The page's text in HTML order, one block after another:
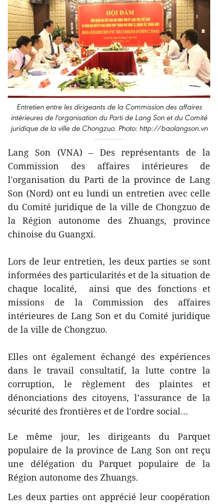
Entretien entre les dirigeants de la Commission des affaires
intérieures de l'organisation du Parti de Lang Son et du Comité
juridique de la ville de Chongzuo. Photo: http://baolangson.vn
Lang Son (VNA) – Des représentants de la
Commission des affaires intérieures de
l'organisation du Parti de la province de Lang
Son (Nord) ont eu lundi un entretien avec ​celle
du Comité juridique de la ville de Chongzuo de
la Région autonome des Zhuangs, province
chinoise d​u Guangxi.
Lors de leur entretien, les deux parties se sont
informées ​des particularités et de la situation de
chaque localité, ainsi que ​des fonctions et
missions de la Commission des affaires
intérieures de Lang Son et du Comité juridique
de la ville de Chongzuo.
​Elles ont également échangé ​des expériences
dans le travail consultatif, la lutte contre la
corruption, le règlement des plaintes et
dénonciations des citoyens, l’assurance de la
sécurité des frontières et de l'ordre social…
Le même jour, les dirigeants du Parquet
populaire de la province de Lang Son ont reçu
une délégation du Parquet populaire de la
Région autonome des Zhuangs.
Les deux parties ont apprécié leur coopération